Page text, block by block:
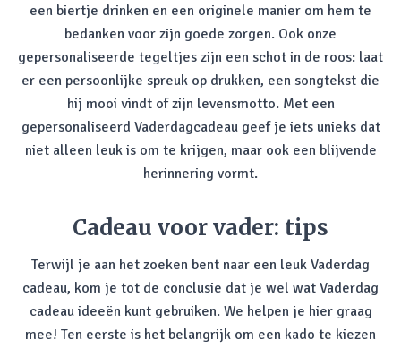
een biertje drinken en een originele manier om hem te
bedanken voor zijn goede zorgen. Ook onze
gepersonaliseerde tegeltjes zijn een schot in de roos: laat
er een persoonlijke spreuk op drukken, een songtekst die
hij mooi vindt of zijn levensmotto. Met een
gepersonaliseerd Vaderdagcadeau geef je iets unieks dat
niet alleen leuk is om te krijgen, maar ook een blijvende
herinnering vormt.
Cadeau voor vader: tips
Terwijl je aan het zoeken bent naar een leuk Vaderdag
cadeau, kom je tot de conclusie dat je wel wat Vaderdag
cadeau ideeën kunt gebruiken. We helpen je hier graag
mee! Ten eerste is het belangrijk om een kado te kiezen